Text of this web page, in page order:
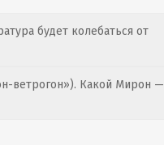
будет колебаться от
ветрогон»). Какой Мирон —